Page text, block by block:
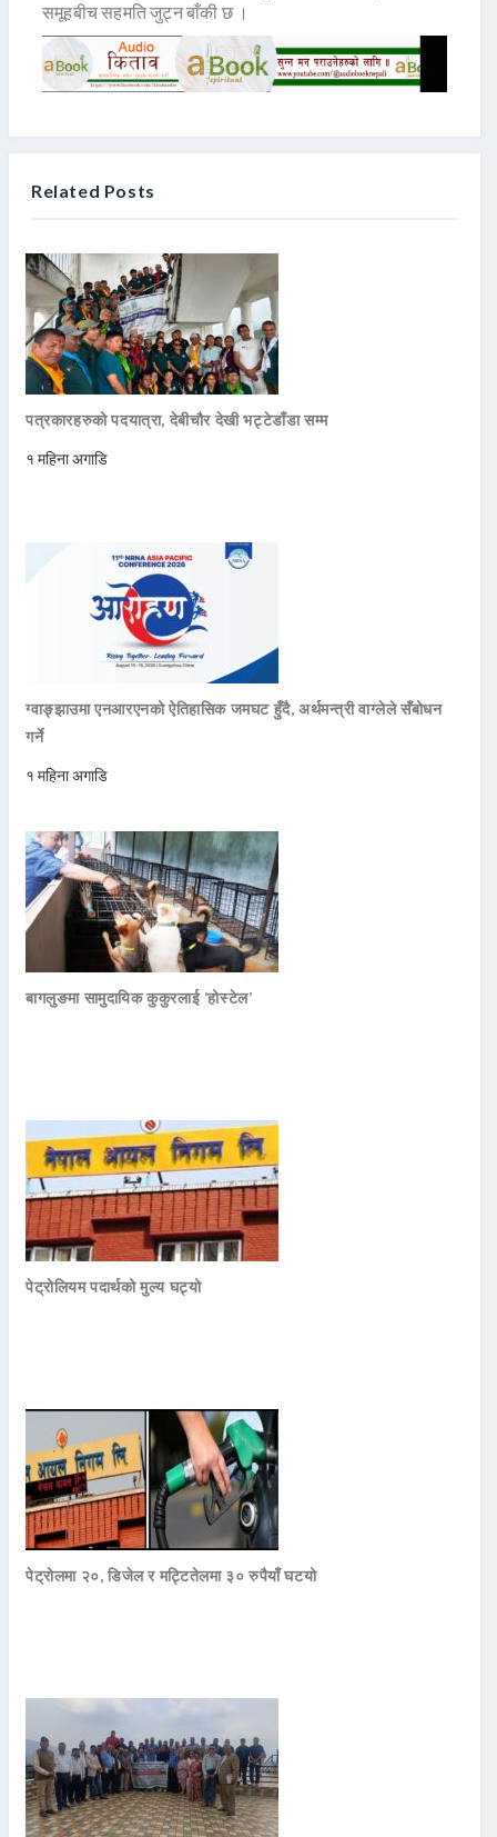
समूहबीच सहमति जुट्न बाँकी छ ।
Related Posts
पत्रकारहरुको पदयात्रा, देबीचौर देखी भट्टेडाँडा सम्म
१ महिना अगाडि
ग्वाङ्झाउमा एनआरएनको ऐतिहासिक जमघट हुँदै, अर्थमन्त्री वाग्लेले सँबोधन
गर्ने
१ महिना अगाडि
बागलुङमा सामुदायिक कुकुरलाई ‘होस्टेल’
पेट्रोलियम पदार्थको मुल्य घट्यो
पेट्रोलमा २०, डिजेल र मट्टितेलमा ३० रुपैयाँ घटयो